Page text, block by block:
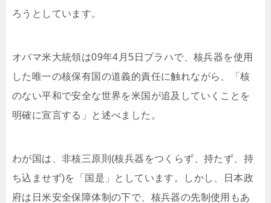
ろうとしています。
オバマ米大統領は09年4月5日プラハで、核兵器を使用
した唯一の核保有国の道義的責任に触れながら、「核
のない平和で安全な世界を米国が追及していくことを
明確に宣言する」と述べました。
わが国は、非核三原則(核兵器をつくらず、持たず、持
ち込ませず)を「国是」としています。しかし、日本政
府は日米安全保障体制の下で、核兵器の先制使用もあ